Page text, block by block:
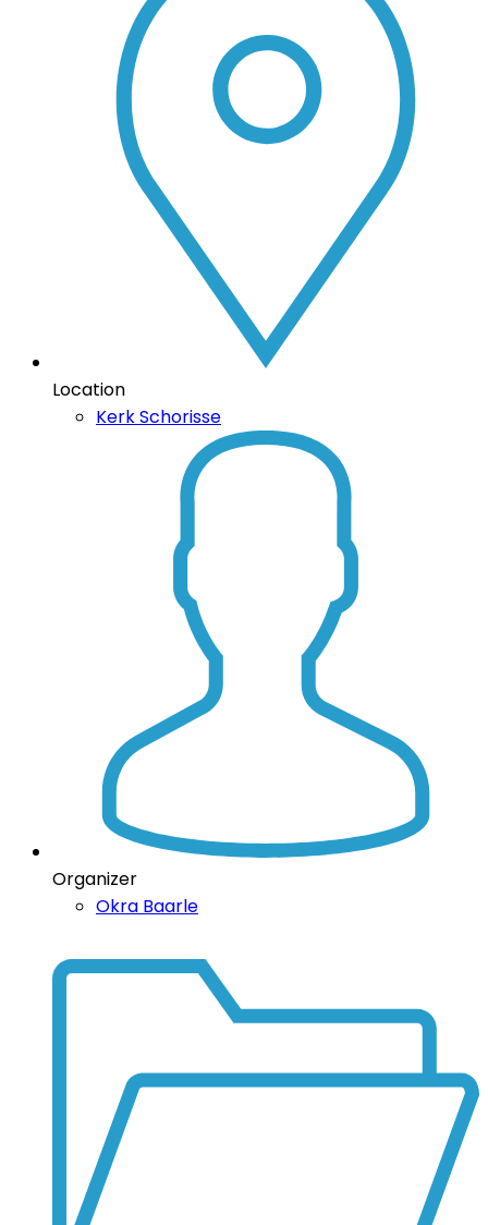
Location
Kerk Schorisse
Organizer
Okra Baarle